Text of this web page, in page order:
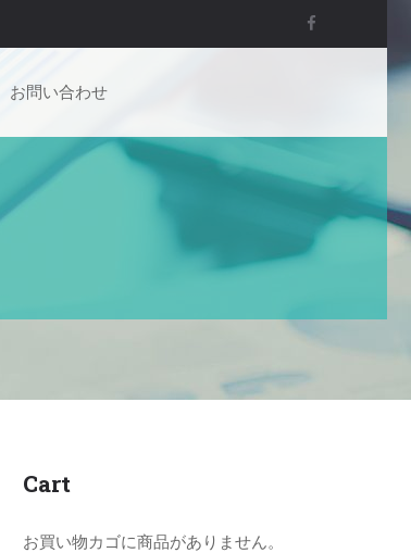
お問い合わせ
Cart
お買い物カゴに商品がありません。